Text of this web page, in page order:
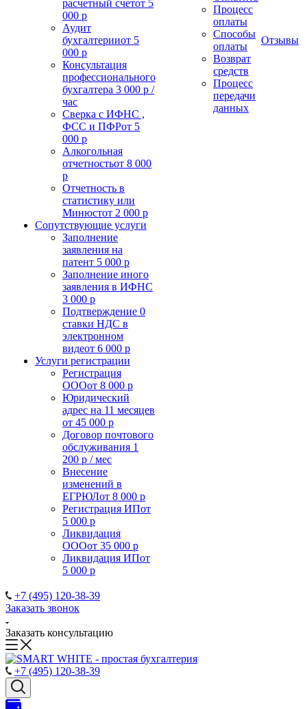
расчетный счетот 5
000 р
Аудит
бухгалтерииот 5
000 р
Консультация
профессионального
бухгалтера 3 000 р /
час
Сверка с ИФНС ,
ФСС и ПФРот 5
000 р
Алкогольная
отчетностьот 8 000
р
Отчетность в
статистику или
Минюстот 2 000 р
Сопутствующие услуги
Заполнение
заявления на
патент 5 000 р
Заполнение иного
заявления в ИФНС
3 000 р
Подтверждение 0
ставки НДС в
электронном
видеот 6 000 р
Услуги регистрации
Регистрация
ОООот 8 000 р
Юридический
адрес на 11 месяцев
от 45 000 р
Договор почтового
обслуживания 1
200 р / мес
Внесение
изменений в
ЕГРЮЛот 8 000 р
Регистрация ИПот
5 000 р
Ликвидация
ОООот 35 000 р
Ликвидация ИПот
5 000 р
Процесс
оплаты
Способы
оплаты
Возврат
средств
Процесс
передачи
данных
Отзывы
+7 (495) 120-38-39
Заказать звонок
Заказать консультацию
+7 (495) 120-38-39